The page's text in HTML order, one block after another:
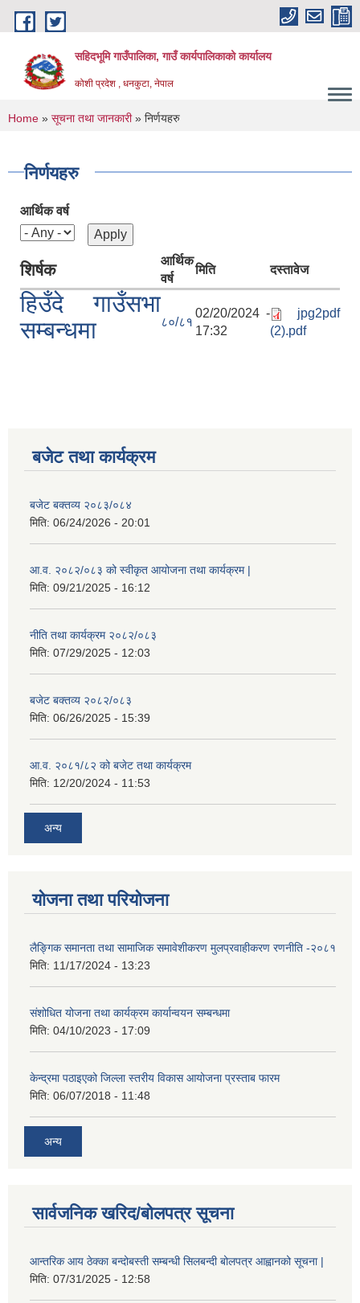
Skip to main content
सहिदभूमि गाउँपालिका, गाउँ कार्यपालिकाको कार्यालय
कोशी प्रदेश , धनकुटा, नेपाल
You are here
Home » सूचना तथा जानकारी» निर्णयहरु
निर्णयहरु
आर्थिक वर्ष
शिर्षक
आर्थिक
वर्ष
मिति दस्तावेज
हिउँदे गाउँसभा
सम्बन्धमा
८०/८१
02/20/2024 -
17:32
jpg2pdf
(2).pdf
बजेट तथा कार्यक्रम
बजेट बक्तव्य २०८३/०८४
मिति: 06/24/2026 - 20:01
आ.व. २०८२/०८३ को स्वीकृत आयोजना तथा कार्यक्रम |
मिति: 09/21/2025 - 16:12
नीति तथा कार्यक्रम २०८२/०८३
मिति: 07/29/2025 - 12:03
बजेट बक्तव्य २०८२/०८३
मिति: 06/26/2025 - 15:39
आ.व. २०८१/८२ को बजेट तथा कार्यक्रम
मिति: 12/20/2024 - 11:53
अन्य
योजना तथा परियोजना
लैङ्गिक समानता तथा सामाजिक समावेशीकरण मुलप्रवाहीकरण रणनीति -२०८१
मिति: 11/17/2024 - 13:23
संशोधित योजना तथा कार्यक्रम कार्यान्वयन सम्बन्धमा
मिति: 04/10/2023 - 17:09
केन्द्रमा पठाइएको जिल्ला स्तरीय विकास आयोजना प्रस्ताब फारम
मिति: 06/07/2018 - 11:48
अन्य
सार्वजनिक खरिद/बोलपत्र सूचना
आन्तरिक आय ठेक्का बन्दोबस्ती सम्बन्धी सिलबन्दी बोलपत्र आह्वानको सूचना |
मिति: 07/31/2025 - 12:58